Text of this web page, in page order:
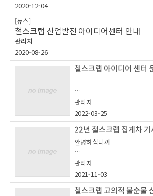
2020-12-04
[뉴스]
철스크랩 산업발전 아이디어센터 안내
관리자
2020-08-26
철스크랩 아이디어 센터
철스크랩위원회에서는 철스
철강산업의 경쟁력 강화를 위
전 아이디어 센터」를 운영
상품을 드리오니 많은 관심과
관리자
2022-03-25
22년 철스크랩 집게차 기
안녕하십니까
22년 철스크랩 집게차 기사
이 시행합니다..
관리자
2021-11-03
철스크랩 고의적 불순물